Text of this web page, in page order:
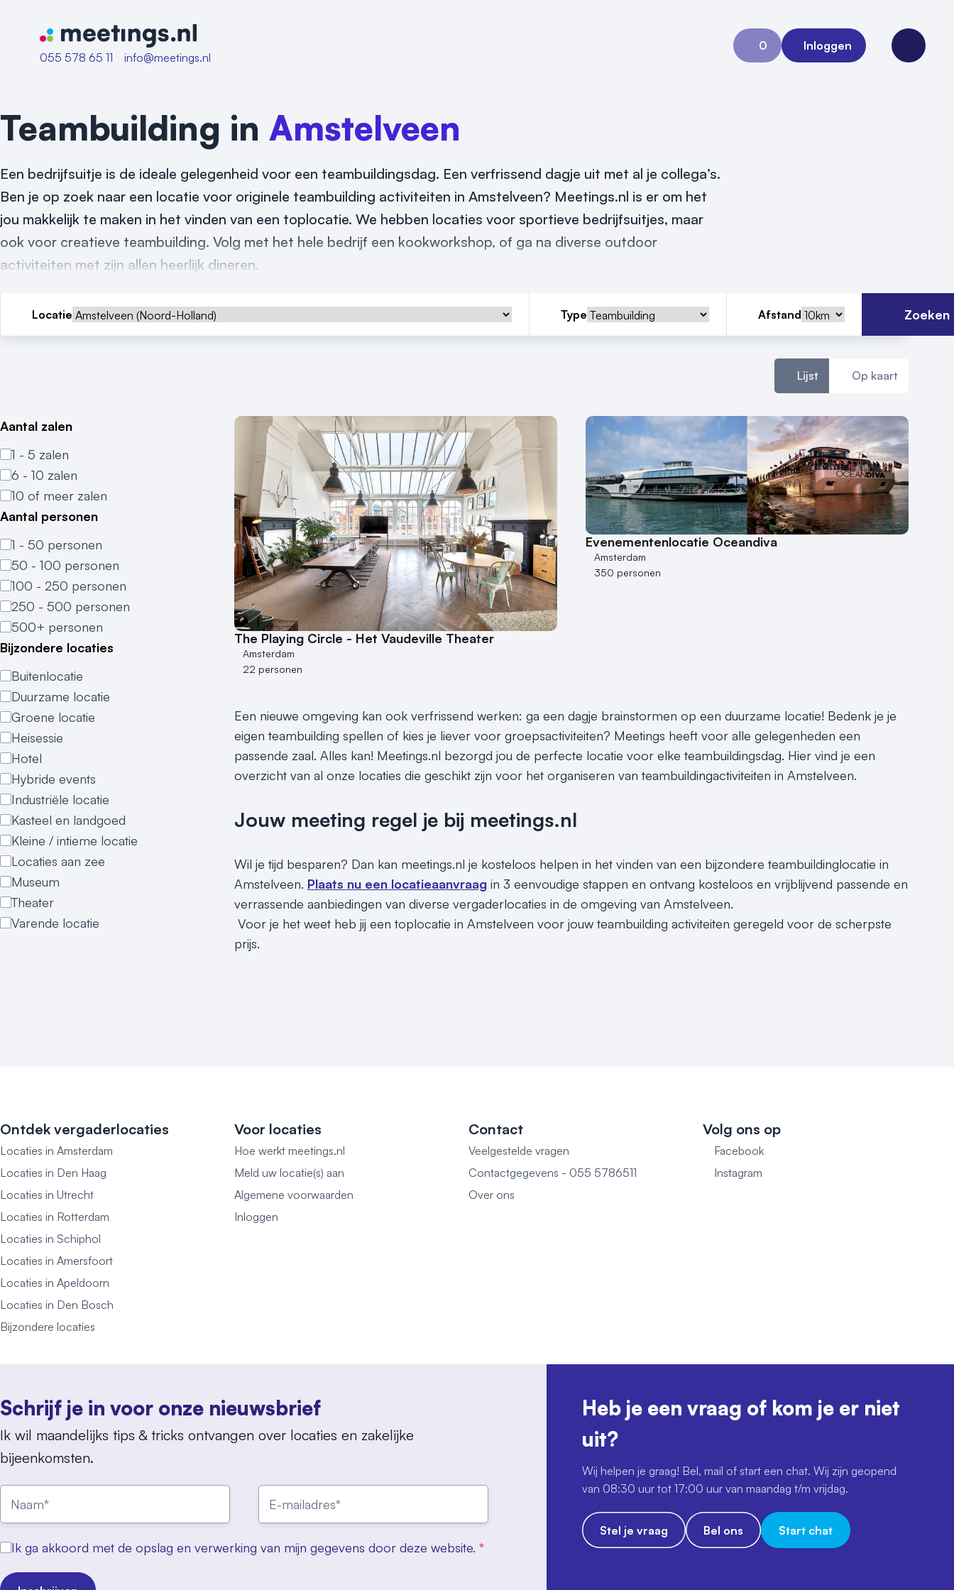
Naar home van Meetings
055 578 65 11
info@meetings.nl
0
Aanvraag 0
Inloggen
Open
Teambuilding in Amstelveen
Een bedrijfsuitje is de ideale gelegenheid voor een teambuildingsdag. Een verfrissend dagje uit met al je collega’s.
Ben je op zoek naar een locatie voor originele teambuilding activiteiten in Amstelveen? Meetings.nl is er om het
jou makkelijk te maken in het vinden van een toplocatie. We hebben locaties voor sportieve bedrijfsuitjes, maar
ook voor creatieve teambuilding. Volg met het hele bedrijf een kookworkshop, of ga na diverse outdoor
activiteiten met zijn allen heerlijk dineren.
Locatie Type Afstand Zoeken
Lijst Op kaart
Aantal zalen
1 - 5 zalen
6 - 10 zalen
10 of meer zalen
Aantal personen
1 - 50 personen
50 - 100 personen
100 - 250 personen
250 - 500 personen
500+ personen
Bijzondere locaties
Buitenlocatie
Duurzame locatie
Groene locatie
Heisessie
Hotel
Hybride events
Industriële locatie
Kasteel en landgoed
Kleine / intieme locatie
Locaties aan zee
Museum
Theater
Varende locatie
The Playing Circle - Het Vaudeville Theater
Amsterdam
22 personen
Evenementenlocatie Oceandiva
Amsterdam
350 personen
Een nieuwe omgeving kan ook verfrissend werken: ga een dagje brainstormen op een duurzame locatie! Bedenk je je
eigen teambuilding spellen of kies je liever voor groepsactiviteiten? Meetings heeft voor alle gelegenheden een
passende zaal. Alles kan! Meetings.nl bezorgd jou de perfecte locatie voor elke teambuildingsdag. Hier vind je een
overzicht van al onze locaties die geschikt zijn voor het organiseren van teambuildingactiviteiten in Amstelveen.
Jouw meeting regel je bij meetings.nl
Wil je tijd besparen? Dan kan meetings.nl je kosteloos helpen in het vinden van een bijzondere teambuildinglocatie in
Amstelveen. Plaats nu een locatieaanvraag in 3 eenvoudige stappen en ontvang kosteloos en vrijblijvend passende en
verrassende aanbiedingen van diverse vergaderlocaties in de omgeving van Amstelveen.
Voor je het weet heb jij een toplocatie in Amstelveen voor jouw teambuilding activiteiten geregeld voor de scherpste
prijs.
Ontdek vergaderlocaties
Locaties in Amsterdam
Locaties in Den Haag
Locaties in Utrecht
Locaties in Rotterdam
Locaties in Schiphol
Locaties in Amersfoort
Locaties in Apeldoorn
Locaties in Den Bosch
Bijzondere locaties
Voor locaties
Hoe werkt meetings.nl
Meld uw locatie(s) aan
Algemene voorwaarden
Inloggen
Contact
Veelgestelde vragen
Contactgegevens - 055 5786511
Over ons
Volg ons op
Facebook
Instagram
Schrijf je in voor onze nieuwsbrief
Ik wil maandelijks tips & tricks ontvangen over locaties en zakelijke
bijeenkomsten.
Ik ga akkoord met de opslag en verwerking van mijn gegevens door deze website. *
Heb je een vraag of kom je er niet
uit?
Wij helpen je graag! Bel, mail of start een chat. Wij zijn geopend
van 08:30 uur tot 17:00 uur van maandag t/m vrijdag.
Stel je vraag Bel ons Start chat